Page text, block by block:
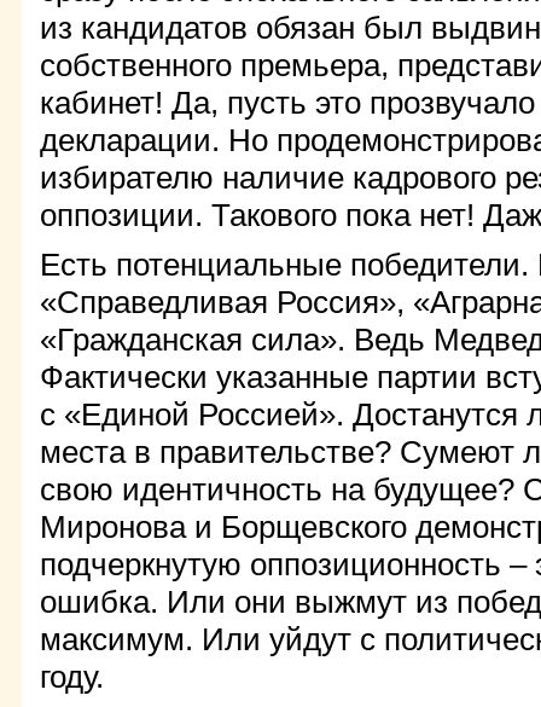
из кандидатов обязан был
собственного премьера,
кабинет! Да, пусть это
декларации. Но
избирателю наличие кадрового
оппозиции. Такового пока нет!
Есть потенциальные победители.
«Справедливая Россия»,
«Гражданская сила». Ведь
Фактически указанные партии
с «Единой Россией». Достанутся
места в правительстве? Сумеют
свою идентичность на будущее?
Миронова и Борщевского
подчеркнутую оппозиционность –
ошибка. Или они выжмут из
максимум. Или уйдут с
году.